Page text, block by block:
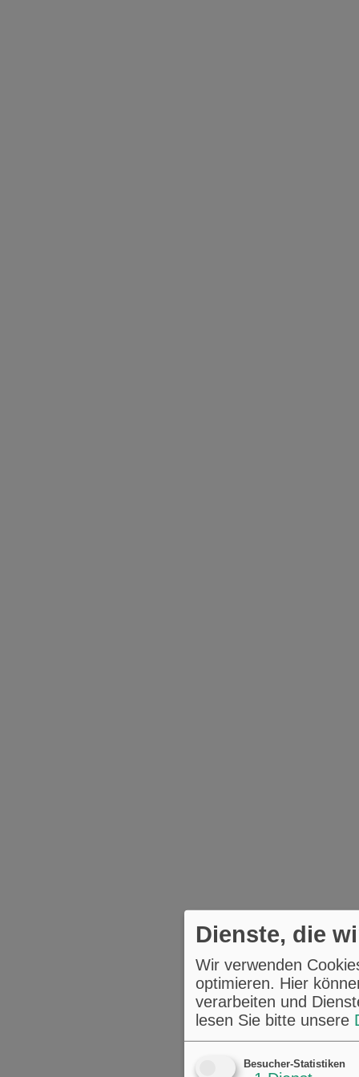
Dienste, die
Wir verwenden
optimieren. Hier
verarbeiten und
lesen Sie bitte unsere
Besucher-Statistiken